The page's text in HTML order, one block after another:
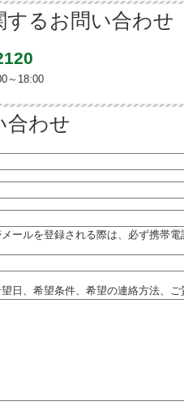
るお問い合わせ
～18:00
合わせ
ールを登録される際は、必ず携帯
日、希望条件、希望の連絡方法、ご